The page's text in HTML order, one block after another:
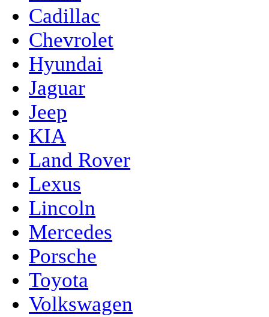
Cadillac
Chevrolet
Hyundai
Jaguar
Jeep
KIA
Land Rover
Lexus
Lincoln
Mercedes
Porsche
Toyota
Volkswagen